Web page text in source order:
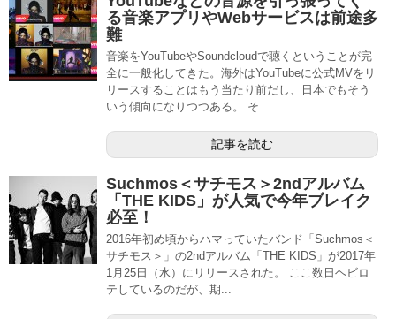
る音楽アプリやWebサービスは前途多
難
音楽をYouTubeやSoundcloudで聴くということが完
全に一般化してきた。海外はYouTubeに公式MVをリ
リースすることはもう当たり前だし、日本でもそう
いう傾向になりつつある。 そ...
記事を読む
Suchmos＜サチモス＞2ndアルバム
「THE KIDS」が人気で今年ブレイク
必至！
2016年初め頃からハマっていたバンド「Suchmos＜
サチモス＞」の2ndアルバム「THE KIDS」が2017年
1月25日（水）にリリースされた。 ここ数日ヘビロ
テしているのだが、期...